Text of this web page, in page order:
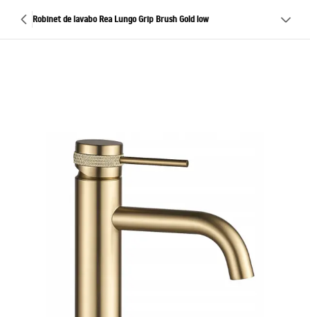
Robinet de lavabo Rea Lungo Grip Brush Gold low